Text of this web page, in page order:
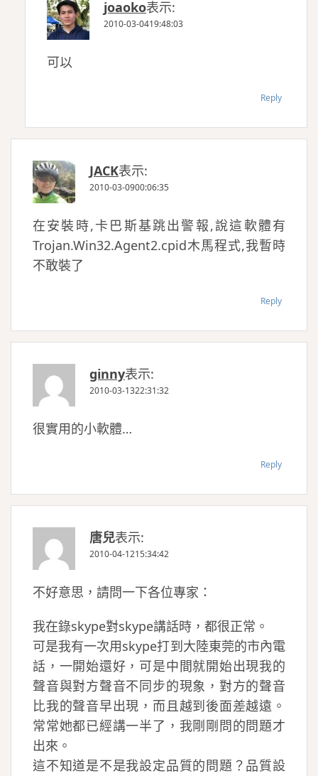
joaoko表示:
2010-03-0419:48:03
可以
Reply
JACK表示:
2010-03-0900:06:35
在安裝時,卡巴斯基跳出警報,說這軟體有
Trojan.Win32.Agent2.cpid木馬程式,我暫時
不敢裝了
Reply
ginny表示:
2010-03-1322:31:32
很實用的小軟體…
Reply
唐兒表示:
2010-04-1215:34:42
不好意思，請問一下各位專家：
我在錄skype對skype講話時，都很正常。
可是我有一次用skype打到大陸東莞的市內電
話，一開始還好，可是中間就開始出現我的
聲音與對方聲音不同步的現象，對方的聲音
比我的聲音早出現，而且越到後面差越遠。
常常她都已經講一半了，我剛剛問的問題才
出來。
這不知道是不是我設定品質的問題？品質設